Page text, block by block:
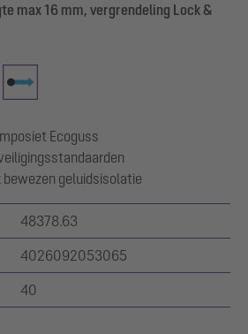
max 16 mm, vergrendeling Lock &
Ecoguss
geluidsisolatie
48378.63
4026092053065
40